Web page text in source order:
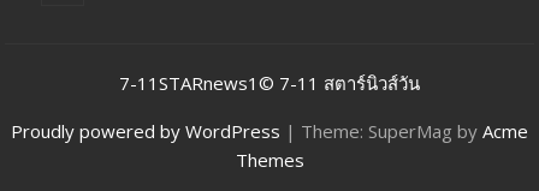
7-11STARnews1© 7-11 สตาร์นิวส์วัน
Proudly powered by WordPress | Theme: SuperMag by Acme
Themes